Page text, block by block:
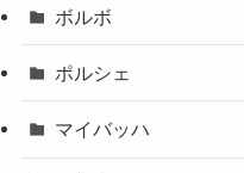
ボルボ
ポルシェ
マイバッハ